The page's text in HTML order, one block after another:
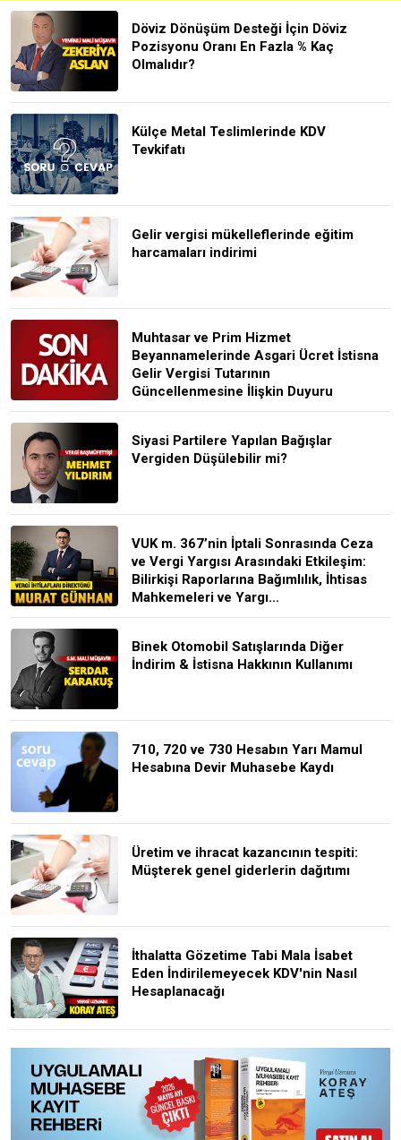
Döviz Dönüşüm Desteği İçin Döviz
Pozisyonu Oranı En Fazla % Kaç
Olmalıdır?
Külçe Metal Teslimlerinde KDV
Tevkifatı
Gelir vergisi mükelleflerinde eğitim
harcamaları indirimi
Muhtasar ve Prim Hizmet
Beyannamelerinde Asgari Ücret İstisna
Gelir Vergisi Tutarının
Güncellenmesine İlişkin Duyuru
Siyasi Partilere Yapılan Bağışlar
Vergiden Düşülebilir mi?
VUK m. 367’nin İptali Sonrasında Ceza
ve Vergi Yargısı Arasındaki Etkileşim:
Bilirkişi Raporlarına Bağımlılık, İhtisas
Mahkemeleri ve Yargı...
Binek Otomobil Satışlarında Diğer
İndirim & İstisna Hakkının Kullanımı
710, 720 ve 730 Hesabın Yarı Mamul
Hesabına Devir Muhasebe Kaydı
Üretim ve ihracat kazancının tespiti:
Müşterek genel giderlerin dağıtımı
İthalatta Gözetime Tabi Mala İsabet
Eden İndirilemeyecek KDV'nin Nasıl
Hesaplanacağı